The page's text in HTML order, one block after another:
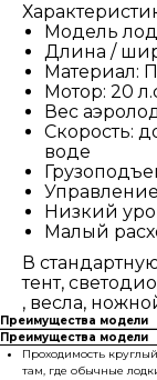
Модель
Длина /
Материал:
Мотор: 20
Вес
Скорость:
воде
Низкий
Малый
В
тент,
, весла,
Преимущества модели
Преимущества модели
Проходимость
там, где обычные